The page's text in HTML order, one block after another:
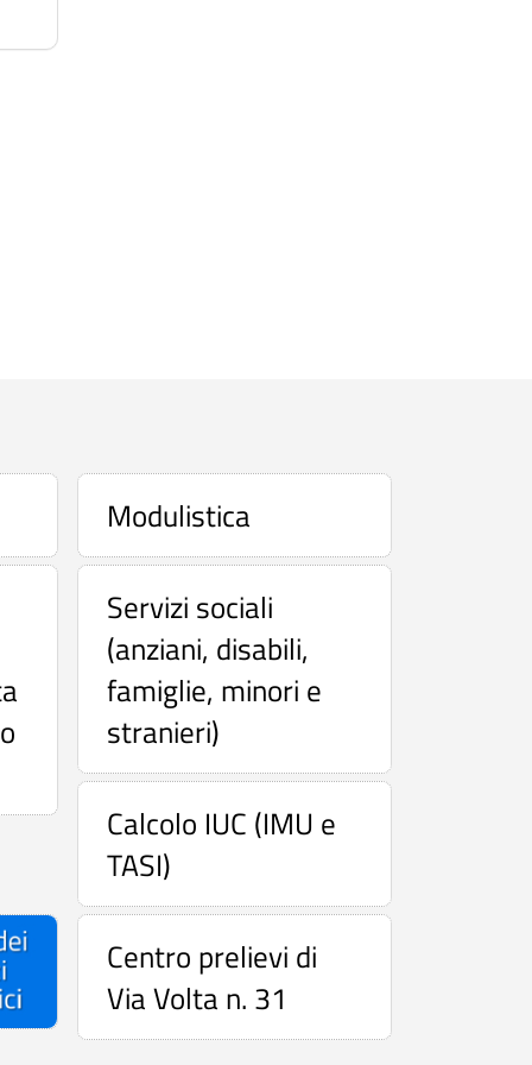
Modulistica
Servizi sociali
(anziani, disabili,
famiglie, minori e
stranieri)
Calcolo IUC (IMU e
TASI)
Centro prelievi di
Via Volta n. 31